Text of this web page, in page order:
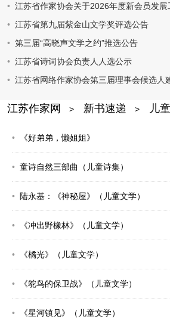
江苏省作家协会关于2026年度新会员发展
江苏省第九届紫金山文学奖评选公告
第三届“高晓声文学之约”推选公告
江苏省诗词协会负责人人选公示
江苏省网络作家协会第三届理事会候选人
江苏作家网 > 新书速递 > 儿
《好弟弟，懒姐姐》
童诗自然三部曲（儿童诗集）
陆永基：《神秘屋》（儿童文学）
《冲出野橡林》（儿童文学）
《橘光》（儿童文学）
《鸵鸟的保卫战》（儿童文学）
《星河镇见》（儿童文学）